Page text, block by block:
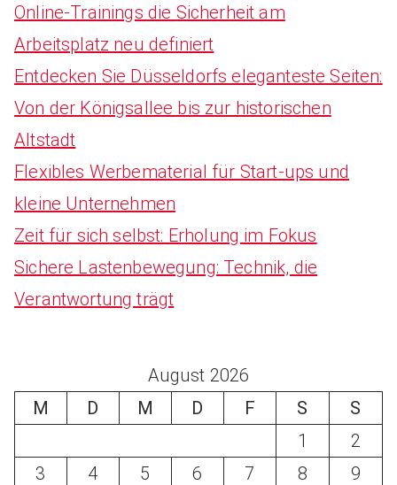
Online-Trainings die Sicherheit am
Arbeitsplatz neu definiert
Entdecken Sie Düsseldorfs eleganteste Seiten:
Von der Königsallee bis zur historischen
Altstadt
Flexibles Werbematerial für Start-ups und
kleine Unternehmen
Zeit für sich selbst: Erholung im Fokus
Sichere Lastenbewegung: Technik, die
Verantwortung trägt
August 2026
M
D M D F S
S
1
2
3
4 5 6 7 8
9